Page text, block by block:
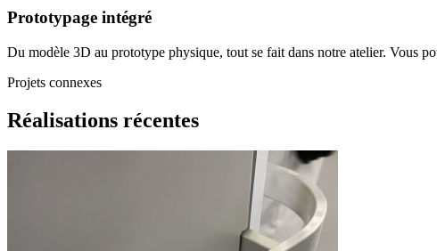
Prototypage intégré
Du modèle 3D au prototype physique, tout se fait dans notre atelier. Vous
Projets connexes
Réalisations récentes